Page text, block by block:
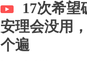
17次希望
安理会没用
个遍